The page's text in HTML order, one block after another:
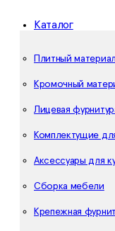
Каталог
Плитный материал
Кромочный
Лицевая
Комплектущие
Аксессуары для
Сборка мебели
Крепежная